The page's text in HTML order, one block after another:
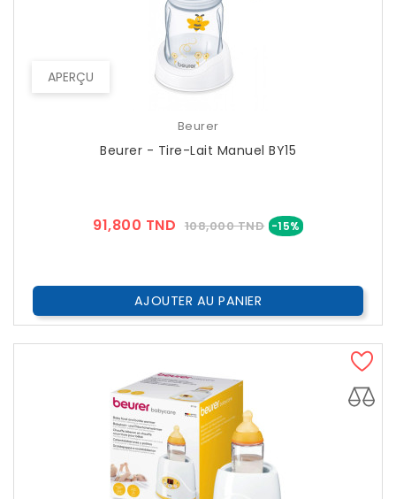
APERÇU
Beurer
Beurer - Tire-Lait Manuel BY15
91,800 TND Prix
108,000 TND -15% Prix
AJOUTER AU PANIER